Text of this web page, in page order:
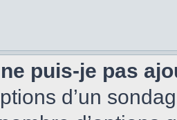
puis-je pas
d’un